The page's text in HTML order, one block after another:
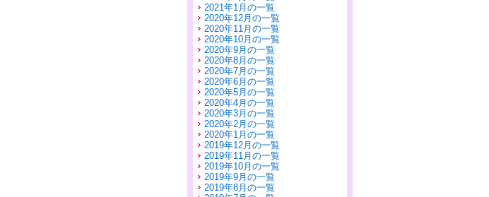
2021年1月の一覧
2020年12月の一覧
2020年11月の一覧
2020年10月の一覧
2020年9月の一覧
2020年8月の一覧
2020年7月の一覧
2020年6月の一覧
2020年5月の一覧
2020年4月の一覧
2020年3月の一覧
2020年2月の一覧
2020年1月の一覧
2019年12月の一覧
2019年11月の一覧
2019年10月の一覧
2019年9月の一覧
2019年8月の一覧